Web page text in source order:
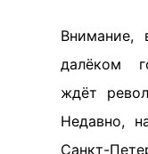
далёком
ждёт
Недавно,
Санкт-